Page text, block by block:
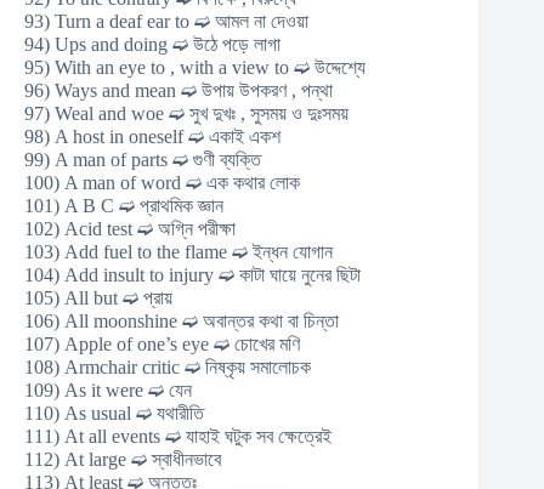
93) Turn a deaf ear to ➫ আমল না দেওয়া
94) Ups and doing ➫ উঠে পড়ে লাগা
95) With an eye to , with a view to ➫ উদ্দেশ্যে
96) Ways and mean ➫ উপায় উপকরণ , পন্থা
97) Weal and woe ➫ সুখ দুখঃ , সুসময় ও দুঃসময়
98) A host in oneself ➫ একাই একশ
99) A man of parts ➫ গুণী ব্যক্তি
100) A man of word ➫ এক কথার লোক
101) A B C ➫ প্রাথমিক জ্ঞান
102) Acid test ➫ অগ্নি পরীক্ষা
103) Add fuel to the flame ➫ ইন্ধন যোগান
104) Add insult to injury ➫ কাটা ঘায়ে নুনের ছিটা
105) All but ➫ প্রায়
106) All moonshine ➫ অবান্তর কথা বা চিন্তা
107) Apple of one’s eye ➫ চোখের মণি
108) Armchair critic ➫ নিষ্কৃয় সমালোচক
109) As it were ➫ যেন
110) As usual ➫ যথারীতি
111) At all events ➫ যাহাই ঘটুক সব ক্ষেত্রেই
112) At large ➫ স্বাধীনভাবে
113) At least ➫ অন্ততঃ